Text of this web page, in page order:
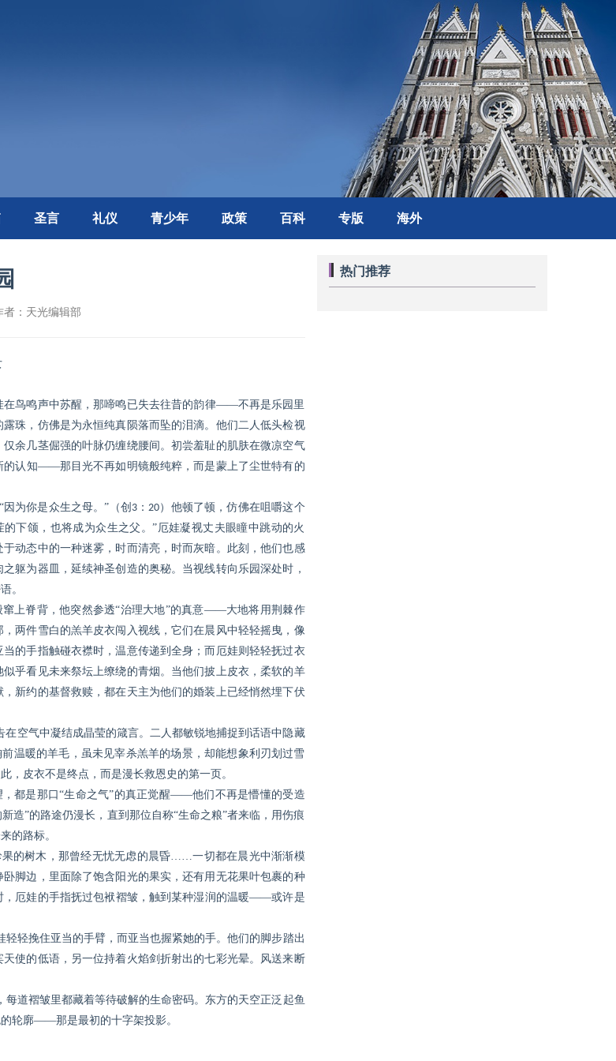
圣言 礼仪 青少年 政策 百科 专版 海外
：天光编辑部
在鸟鸣声中苏醒，那啼鸣已失去往昔的韵律——不再是乐园里
珠，仿佛是为永恒纯真陨落而坠的泪滴。他们二人低头检视
余几茎倔强的叶脉仍缠绕腰间。初尝羞耻的肌肤在微凉空气
的认知——那目光不再如明镜般纯粹，而是蒙上了尘世特有的
为你是众生之母。”（创 3：20）他顿了顿，仿佛在咀嚼这个
下颌，也将成为众生之父。”厄娃凝视丈夫眼瞳中跳动的火
动态中的一种迷雾，时而清亮，时而灰暗。此刻，他们也感
为器皿，延续神圣创造的奥秘。当视线转向乐园深处时，
。
上脊背，他突然参透“治理大地”的真意——大地将用荆棘作
两件雪白的羔羊皮衣闯入视线，它们在晨风中轻轻摇曳，像
的手指触碰衣襟时，温意传递到全身；而厄娃则轻轻抚过衣
乎看见未来祭坛上缭绕的青烟。当他们披上皮衣，柔软的羊
新约的基督救赎，都在天主为他们的婚装上已经悄然埋下伏
空气中凝结成晶莹的箴言。二人都敏锐地捕捉到话语中隐藏
温暖的羊毛，虽未见宰杀羔羊的场景，却能想象利刃划过雪
，皮衣不是终点，而是漫长救恩史的第一页。
都是那口“生命之气”的真正觉醒——他们不再是懵懂的受造
造”的路途仍漫长，直到那位自称“生命之粮”者来临，用伤痕
的路标。
的树木，那曾经无忧无虑的晨昏……一切都在晨光中渐渐模
脚边，里面除了饱含阳光的果实，还有用无花果叶包裹的种
厄娃的手指抚过包袱褶皱，触到某种湿润的温暖——或许是
轻挽住亚当的手臂，而亚当也握紧她的手。他们的脚步踏出
使的低语，另一位持着火焰剑折射出的七彩光晕。风送来断
道褶皱里都藏着等待破解的生命密码。东方的天空正泛起鱼
轮廓——那是最初的十字架投影。
热门推荐